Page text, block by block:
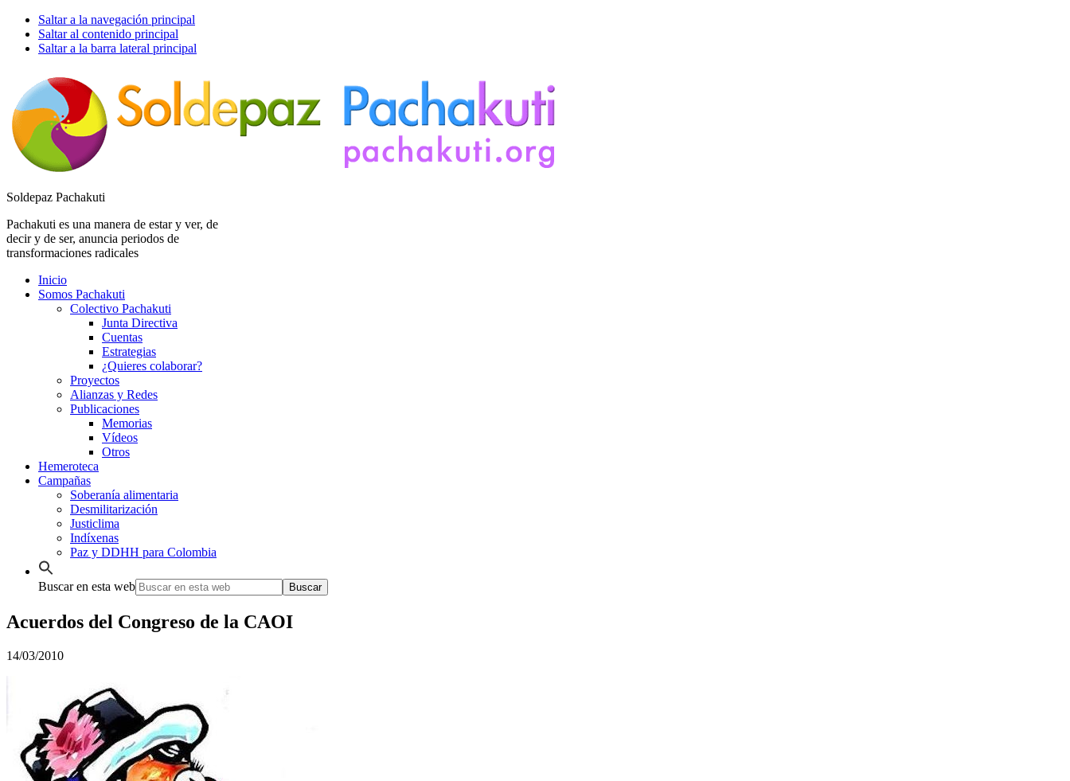
Saltar a la navegación principal
Saltar al contenido principal
Saltar a la barra lateral principal
Soldepaz Pachakuti
Pachakuti es una manera de estar y ver, de
decir y de ser, anuncia periodos de
transformaciones radicales
Inicio
Somos Pachakuti
Colectivo Pachakuti
Junta Directiva
Cuentas
Estrategias
¿Quieres colaborar?
Proyectos
Alianzas y Redes
Publicaciones
Memorias
Vídeos
Otros
Hemeroteca
Campañas
Soberanía alimentaria
Desmilitarización
Justiclima
Indíxenas
Paz y DDHH para Colombia
Buscar en esta web
Acuerdos del Congreso de la CAOI
14/03/2010